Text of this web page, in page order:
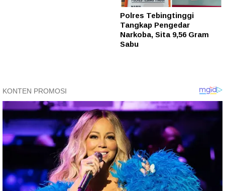
Polres Tebingtinggi
Tangkap Pengedar
Narkoba, Sita 9,56 Gram
Sabu